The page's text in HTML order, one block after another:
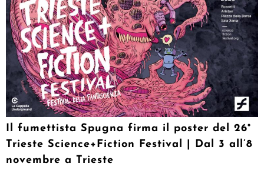
Il fumettista Spugna firma il poster del 26°
Trieste Science+Fiction Festival | Dal 3 all’8
novembre a Trieste